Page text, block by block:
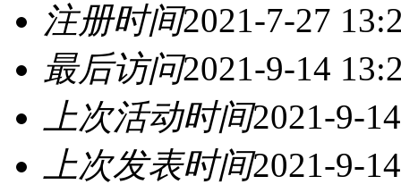
注册时间2021-7-27
最后访问2021-9-14
上次活动时间2021-9-
上次发表时间2021-9-